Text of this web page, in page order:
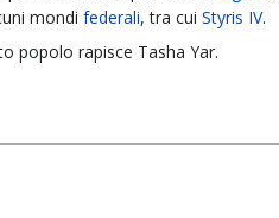
mondi federali, tra cui Styris IV.
popolo rapisce Tasha Yar.